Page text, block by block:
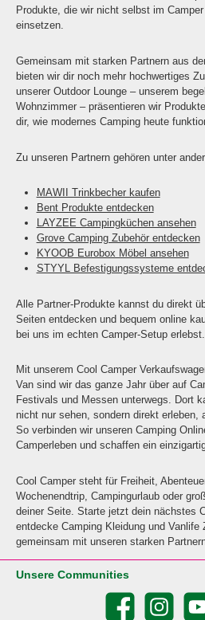
Produkte, die wir nicht selbst im
einsetzen.
Gemeinsam mit starken Partnern aus
bieten wir dir noch mehr hochwertiges
unserer Outdoor Lounge – unserem
Wohnzimmer – präsentieren wir
dir, wie modernes Camping heute
Zu unseren Partnern gehören unter
MAWII Trinkbecher kaufen
Bent Produkte entdecken
LAYZEE Campingküchen ansehen
Grove Camping Zubehör entdecken
KYOOB Eurobox Möbel ansehen
STYYL Befestigungssysteme
Alle Partner-Produkte kannst du direkt
Seiten entdecken und bequem online
bei uns im echten Camper-Setup erlebst.
Mit unserem Cool Camper
Van sind wir das ganze Jahr über auf
Festivals und Messen unterwegs. Dort
nicht nur sehen, sondern direkt erleben,
So verbinden wir unseren Camping
Camperleben und schaffen ein
Cool Camper steht für Freiheit,
Wochenendtrip, Campingurlaub oder
deiner Seite. Starte jetzt dein nächstes
entdecke Camping Kleidung und Vanlife
gemeinsam mit unseren starken
Unsere Communities
Facebook Instagram